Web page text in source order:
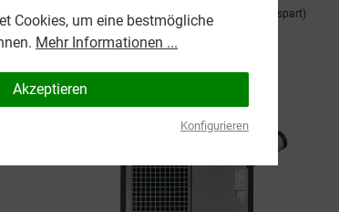
2.295,00 € 2.379,00 € (3.53% gespart)
Preise inkl. MwSt. und inkl.
Versandkosten*
Cookies, um eine bestmögliche
Mehr Informationen ...
Akzeptieren
Konfigurieren